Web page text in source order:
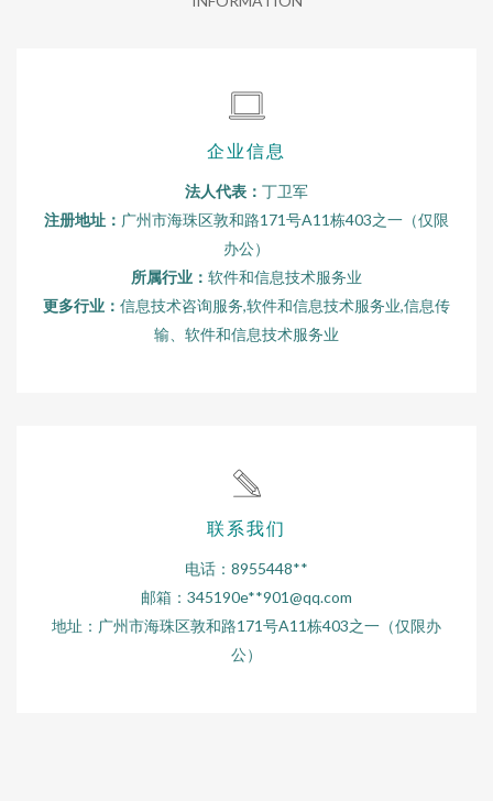
企业信息
法人代表： 丁卫军
注册地址： 广州市海珠区敦和路171号A11栋403之一（仅限
办公）
所属行业： 软件和信息技术服务业
更多行业： 信息技术咨询服务,软件和信息技术服务业,信息传
输、软件和信息技术服务业
联系我们
电话：8955448**
邮箱：345190e**901@qq.com
地址：广州市海珠区敦和路171号A11栋403之一（仅限办
公）